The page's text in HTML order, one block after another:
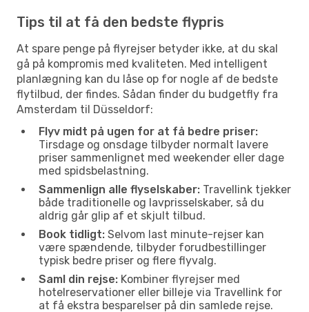
Tips til at få den bedste flypris
At spare penge på flyrejser betyder ikke, at du skal
gå på kompromis med kvaliteten. Med intelligent
planlægning kan du låse op for nogle af de bedste
flytilbud, der findes. Sådan finder du budgetfly fra
Amsterdam til Düsseldorf:
Flyv midt på ugen for at få bedre priser:
Tirsdage og onsdage tilbyder normalt lavere
priser sammenlignet med weekender eller dage
med spidsbelastning.
Sammenlign alle flyselskaber: Travellink tjekker
både traditionelle og lavprisselskaber, så du
aldrig går glip af et skjult tilbud.
Book tidligt: Selvom last minute-rejser kan
være spændende, tilbyder forudbestillinger
typisk bedre priser og flere flyvalg.
Saml din rejse: Kombiner flyrejser med
hotelreservationer eller billeje via Travellink for
at få ekstra besparelser på din samlede rejse.